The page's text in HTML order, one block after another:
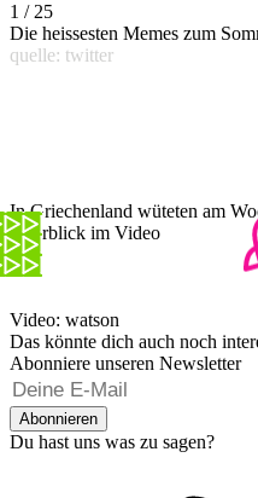
1 / 25
Die heissesten Memes zum
quelle: twitter
In Griechenland wüteten am
Überblick im Video
Video: watson
Das könnte dich auch noch
Abonniere unseren Newsletter
Abonnieren
Du hast uns was zu sagen?